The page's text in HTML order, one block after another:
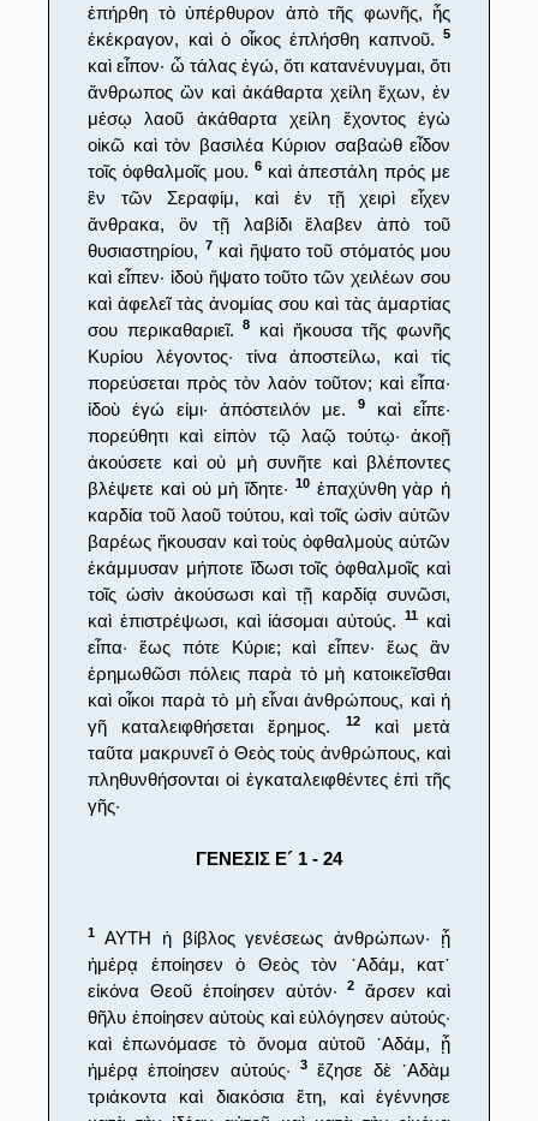
ἐπήρθη τὸ ὑπέρθυρον ἀπὸ τῆς φωνῆς, ἧς
ἐκέκραγον, καὶ ὁ οἶκος ἐπλήσθη καπνοῦ.
5
καὶ εἶπον· ὦ τάλας ἐγώ, ὅτι κατανένυγμαι, ὅτι
ἄνθρωπος ὢν καὶ ἀκάθαρτα χείλη ἔχων, ἐν
μέσῳ λαοῦ ἀκάθαρτα χείλη ἔχοντος ἐγὼ
οἰκῶ καὶ τὸν βασιλέα Κύριον σαβαὼθ εἶδον
τοῖς ὀφθαλμοῖς μου. 6καὶ ἀπεστάλη πρός με
ἓν τῶν Σεραφίμ, καὶ ἐν τῇ χειρὶ εἶχεν
ἄνθρακα, ὃν τῇ λαβίδι ἔλαβεν ἀπὸ τοῦ
θυσιαστηρίου, 7 καὶ ἥψατο τοῦ στόματός μου
καὶ εἶπεν· ἰδοὺ ἥψατο τοῦτο τῶν χειλέων σου
καὶ ἀφελεῖ τὰς ἀνομίας σου καὶ τὰς ἁμαρτίας
σου περικαθαριεῖ.8
καὶ ἤκουσα τῆς φωνῆς
Κυρίου λέγοντος· τίνα ἀποστείλω, καὶ τίς
πορεύσεται πρὸς τὸν λαὸν τοῦτον; καὶ εἶπα·
ἰδοὺ ἐγώ εἰμι· ἀπόστειλόν με.9
καὶ εἶπε·
πορεύθητι καὶ εἰπὸν τῷ λαῷ τούτῳ· ἀκοῇ
ἀκούσετε καὶ οὐ μὴ συνῆτε καὶ βλέποντες
βλέψετε καὶ οὐ μὴ ἴδητε· 10ἐπαχύνθη γὰρ ἡ
καρδία τοῦ λαοῦ τούτου, καὶ τοῖς ὠσὶν αὐτῶν
βαρέως ἤκουσαν καὶ τοὺς ὀφθαλμοὺς αὐτῶν
ἐκάμμυσαν μήποτε ἴδωσι τοῖς ὀφθαλμοῖς καὶ
τοῖς ὠσὶν ἀκούσωσι καὶ τῇ καρδίᾳ συνῶσι,
καὶ ἐπιστρέψωσι, καὶ ἰάσομαι αὐτούς.11
καὶ
εἶπα· ἕως πότε Κύριε; καὶ εἶπεν· ἕως ἂν
ἐρημωθῶσι πόλεις παρὰ τὸ μὴ κατοικεῖσθαι
καὶ οἶκοι παρὰ τὸ μὴ εἶναι ἀνθρώπους, καὶ ἡ
γῆ καταλειφθήσεται ἔρημος.
12καὶ μετὰ
ταῦτα μακρυνεῖ ὁ Θεὸς τοὺς ἀνθρώπους, καὶ
πληθυνθήσονται οἱ ἐγκαταλειφθέντες ἐπὶ τῆς
γῆς·
ΓΕΝΕΣΙΣ Ε´ 1 - 24
1
ΑΥΤΗ ἡ βίβλος γενέσεως ἀνθρώπων· ᾗ
ἡμέρᾳ ἐποίησεν ὁ Θεὸς τὸν ᾿Αδάμ, κατ᾿
εἰκόνα Θεοῦ ἐποίησεν αὐτόν·2
ἄρσεν καὶ
θῆλυ ἐποίησεν αὐτοὺς καὶ εὐλόγησεν αὐτούς·
καὶ ἐπωνόμασε τὸ ὄνομα αὐτοῦ ᾿Αδάμ, ᾗ
ἡμέρᾳ ἐποίησεν αὐτούς·
3
ἔζησε δὲ ᾿Αδὰμ
τριάκοντα καὶ διακόσια ἔτη, καὶ ἐγέννησε